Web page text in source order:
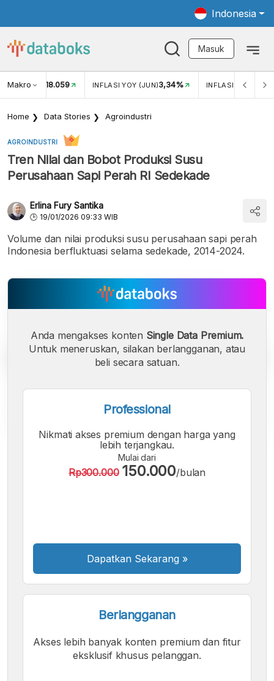
Indonesia
Masuk
Makro
USD/IDR 18.059 INFLASI YOY (JUN)3,34% INFLASI MOM
Home Data Stories Agroindustri
AGROINDUSTRI
Tren Nilai dan Bobot Produksi Susu
Perusahaan Sapi Perah RI Sedekade
Erlina Fury Santika
19/01/2026 09:33 WIB
Volume dan nilai produksi susu perusahaan sapi perah
Indonesia berfluktuasi selama sedekade, 2014-2024.
Font
Kecil
A
FontFont
Anda mengakses konten Single Data Premium.
Untuk meneruskan, silakan berlangganan, atau
beli secara satuan.
Professional
Nikmati akses premium dengan harga yang
lebih terjangkau.
Mulai dari
Rp300.000 150.000/bulan
Dapatkan Sekarang »
Berlangganan
Akses lebih banyak konten premium dan fitur
eksklusif khusus pelanggan.